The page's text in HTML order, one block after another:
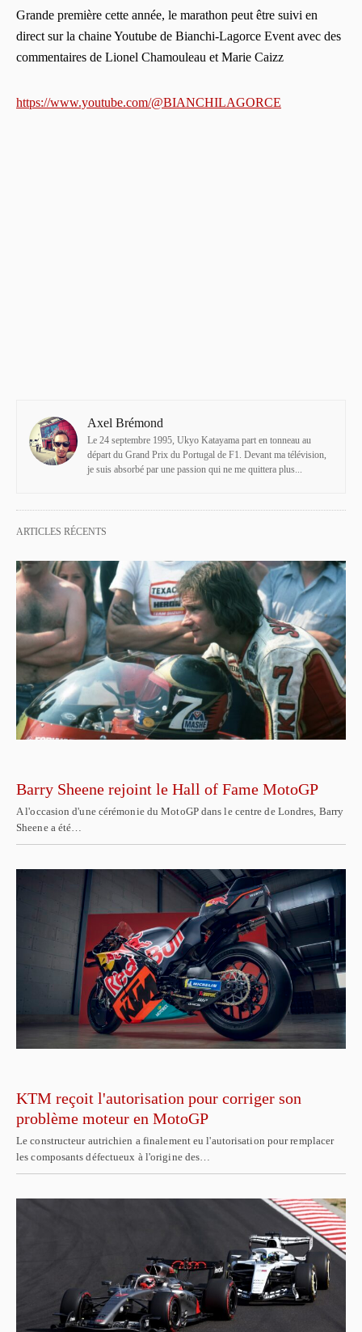
Grande première cette année, le marathon peut être suivi en
direct sur la chaine Youtube de Bianchi-Lagorce Event avec des
commentaires de Lionel Chamouleau et Marie Caizz
https://www.youtube.com/@BIANCHILAGORCE
Axel Brémond
Le 24 septembre 1995, Ukyo Katayama part en tonneau au
départ du Grand Prix du Portugal de F1. Devant ma télévision,
je suis absorbé par une passion qui ne me quittera plus...
ARTICLES RÉCENTS
Barry Sheene rejoint le Hall of Fame MotoGP
A l'occasion d'une cérémonie du MotoGP dans le centre de Londres, Barry
Sheene a été…
KTM reçoit l'autorisation pour corriger son
problème moteur en MotoGP
Le constructeur autrichien a finalement eu l'autorisation pour remplacer
les composants défectueux à l'origine des…